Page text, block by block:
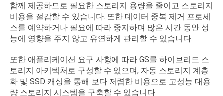
함께 제공하므로 필요한 스토리지 용량을 줄이고 스토리지
비용을 절감할 수 있습니다. 또한 데이터 중복 제거 프로세
스를 예약하거나 필요에 따라 중지하며 많은 시간 동안 성
능에 영향을 주지 않고 유연하게 관리할 수 있습니다.
또한 애플리케이션 요구 사항에 따라 GS를 하이브리드 스
토리지 아키텍처로 구성할 수 있으며, 자동 스토리지 계층
화 및 SSD 캐싱을 통해 보다 저렴한 비용으로 고성능 대용
량 스토리지 시스템을 구축할 수 있습니다.